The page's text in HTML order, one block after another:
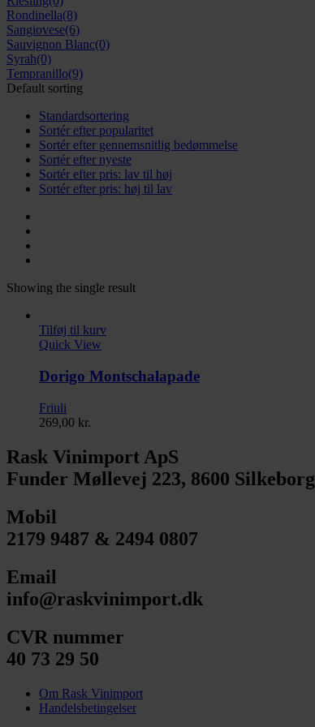
Rondinella(8)
Sangiovese(6)
Sauvignon Blanc(0)
Syrah(0)
Tempranillo(9)
Default sorting
Standardsortering
Sortér efter popularitet
Sortér efter gennemsnitlig bedømmelse
Sortér efter nyeste
Sortér efter pris: lav til høj
Sortér efter pris: høj til lav
Showing the single result
Tilføj til kurv
Quick View
Dorigo Montschalapade
Friuli
269,00 kr.
Rask Vinimport ApS
Funder Møllevej 223, 8600 Silkeborg
Mobil
2179 9487 & 2494 0807
Email
info@raskvinimport.dk
CVR nummer
40 73 29 50
Om Rask Vinimport
Handelsbetingelser